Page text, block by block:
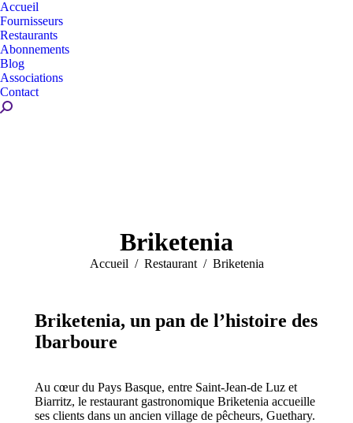
Accueil
Fournisseurs
Restaurants
Abonnements
Blog
Associations
Contact
Recherche
Briketenia
Vous êtes ici :
Accueil Restaurant Briketenia
Briketenia, un pan de l’histoire des
Ibarboure
Au cœur du Pays Basque, entre Saint-Jean-de Luz et
Biarritz, le restaurant gastronomique Briketenia accueille
ses clients dans un ancien village de pêcheurs, Guethary.